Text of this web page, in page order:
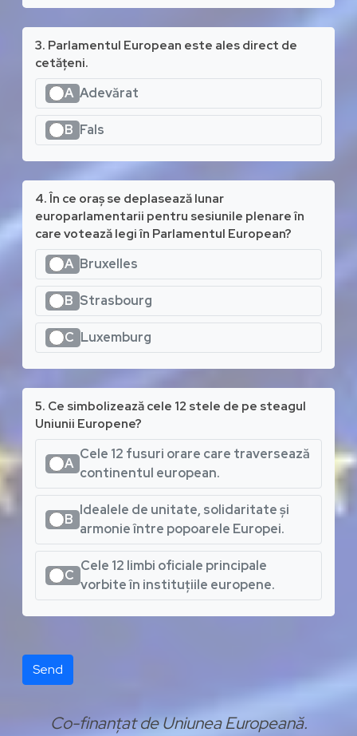
3. Parlamentul European este ales direct de
cetățeni.
A Adevărat
B Fals
4. În ce oraș se deplasează lunar
europarlamentarii pentru sesiunile plenare în
care votează legi în Parlamentul European?
A Bruxelles
B Strasbourg
C Luxemburg
5. Ce simbolizează cele 12 stele de pe steagul
Uniunii Europene?
A
Cele 12 fusuri orare care traversează
continentul european.
B
Idealele de unitate, solidaritate și
armonie între popoarele Europei.
C
Cele 12 limbi oficiale principale
vorbite în instituțiile europene.
Send
Co-finanțat de Uniunea Europeană.